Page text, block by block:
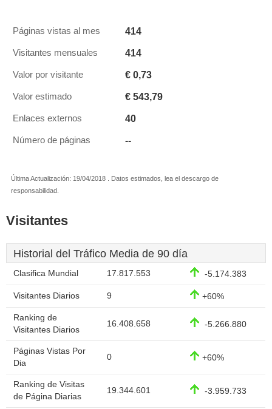
Páginas vistas al mes 414
Visitantes mensuales 414
Valor por visitante € 0,73
Valor estimado € 543,79
Enlaces externos 40
Número de páginas --
Última Actualización: 19/04/2018 . Datos estimados, lea el descargo de
responsabilidad.
Visitantes
Historial del Tráfico Media de 90 día
Clasifica Mundial 17.817.553 -5.174.383
Visitantes Diarios 9 +60%
Ranking de
Visitantes Diarios
16.408.658 -5.266.880
Páginas Vistas Por
Dia
0 +60%
Ranking de Visitas
de Página Diarias
19.344.601 -3.959.733